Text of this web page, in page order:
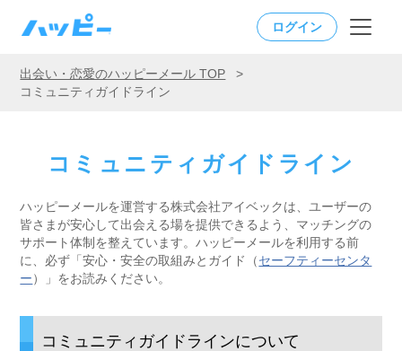
ログイン
出会い・恋愛のハッピーメール TOP
>
コミュニティガイドライン
コミュニティガイドライン
ハッピーメールを運営する株式会社アイベックは、ユーザーの
皆さまが安心して出会える場を提供できるよう、マッチングの
サポート体制を整えています。ハッピーメールを利用する前
に、必ず「安心・安全の取組みとガイド（セーフティーセンタ
ー）」をお読みください。
コミュニティガイドラインについて